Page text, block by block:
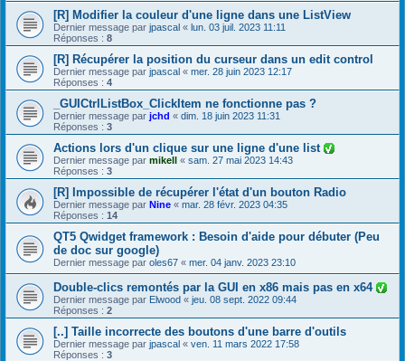
[R] Modifier la couleur d'une ligne dans une ListView
Dernier message par jpascal « lun. 03 juil. 2023 11:11
Réponses : 8
[R] Récupérer la position du curseur dans un edit control
Dernier message par jpascal « mer. 28 juin 2023 12:17
Réponses : 4
_GUICtrlListBox_ClickItem ne fonctionne pas ?
Dernier message par jchd « dim. 18 juin 2023 11:31
Réponses : 3
Actions lors d'un clique sur une ligne d'une list
Dernier message par mikell « sam. 27 mai 2023 14:43
Réponses : 3
[R] Impossible de récupérer l'état d'un bouton Radio
Dernier message par Nine « mar. 28 févr. 2023 04:35
Réponses : 14
QT5 Qwidget framework : Besoin d'aide pour débuter (Peu
de doc sur google)
Dernier message par oles67 « mer. 04 janv. 2023 23:10
Double-clics remontés par la GUI en x86 mais pas en x64
Dernier message par Elwood « jeu. 08 sept. 2022 09:44
Réponses : 2
[..] Taille incorrecte des boutons d'une barre d'outils
Dernier message par jpascal « ven. 11 mars 2022 17:58
Réponses : 3